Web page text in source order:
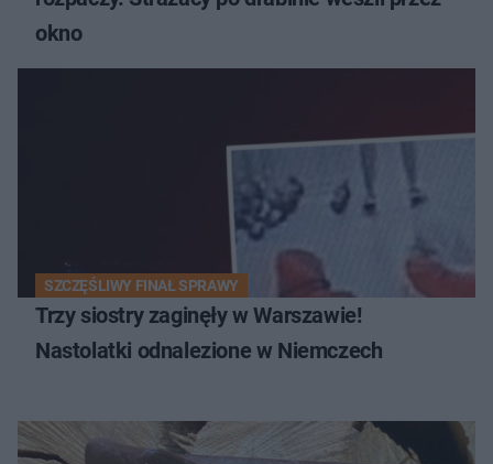
okno
SZCZĘŚLIWY FINAŁ SPRAWY
Trzy siostry zaginęły w Warszawie!
Nastolatki odnalezione w Niemczech